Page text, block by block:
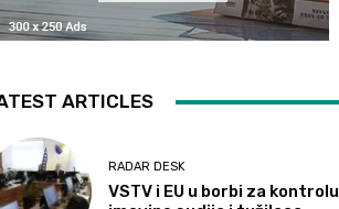
ARTICLES
RADAR DESK
VSTV i EU u borbi za kontrolu